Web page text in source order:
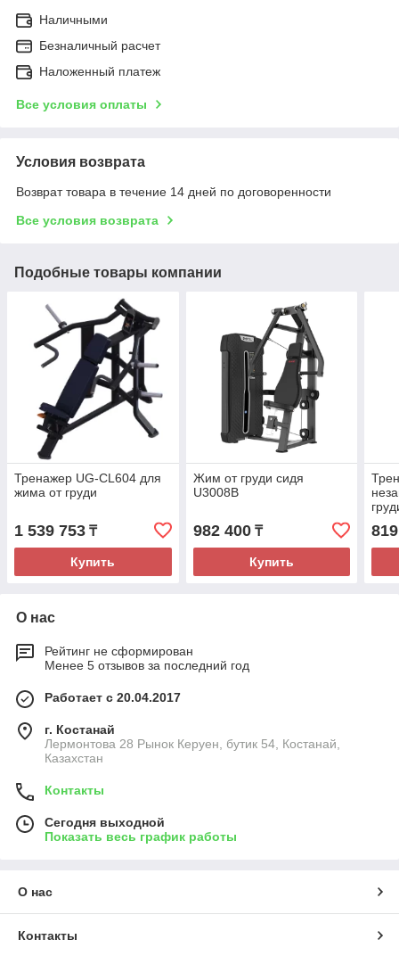
Наличными
Безналичный расчет
Наложенный платеж
Все условия оплаты
Условия возврата
Возврат товара в течение 14 дней по договоренности
Все условия возврата
Подобные товары компании
Тренажер UG-CL604 для
жима от груди
1 539 753 ₸
Купить
Жим от груди сидя
U3008B
982 400₸
Купить
О нас
Рейтинг не сформирован
Менее 5 отзывов за последний год
Работает с 20.04.2017
г. Костанай
Лермонтова 28 Рынок Керуен, бутик 54, Костанай,
Казахстан
Контакты
Сегодня выходной
Показать весь график работы
О нас
Контакты